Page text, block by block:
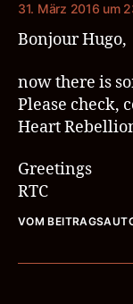
31. März 2016 um
Bonjour Hugo,
now there is
Please check,
Heart
Greetings
RTC
VOM